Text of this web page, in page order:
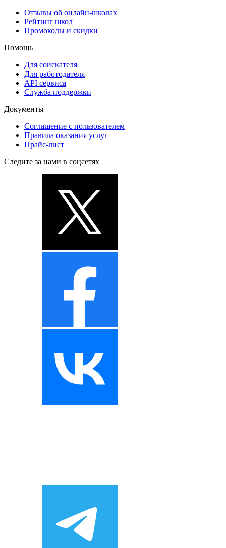
Отзывы об онлайн-школах
Рейтинг школ
Промокоды и скидки
Помощь
Для соискателя
Для работодателя
API сервиса
Служба поддержки
Документы
Соглашение с пользователем
Правила оказания услуг
Прайс-лист
Следите за нами в соцсетях